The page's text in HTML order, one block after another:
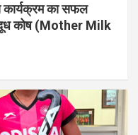
कार्यक्रम का सफल
कोष (Mother Milk